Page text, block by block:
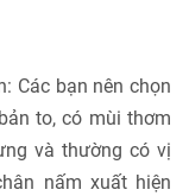
​​Các bạn nên chọn
to, có mùi thơm
và thường có vị
nấm xuất hiện